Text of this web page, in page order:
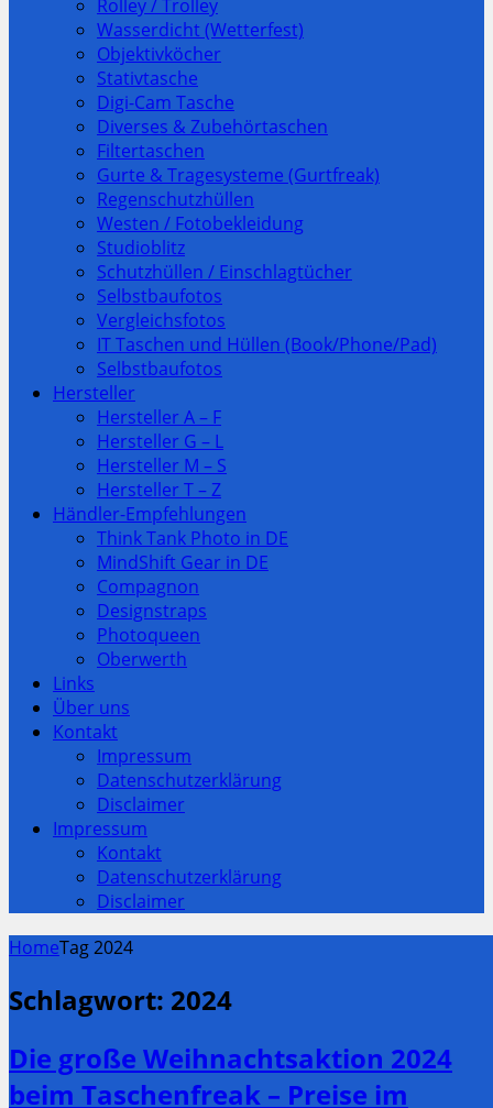
Rolley / Trolley
Wasserdicht (Wetterfest)
Objektivköcher
Stativtasche
Digi-Cam Tasche
Diverses & Zubehörtaschen
Filtertaschen
Gurte & Tragesysteme (Gurtfreak)
Regenschutzhüllen
Westen / Fotobekleidung
Studioblitz
Schutzhüllen / Einschlagtücher
Selbstbaufotos
Vergleichsfotos
IT Taschen und Hüllen (Book/Phone/Pad)
Selbstbaufotos
Hersteller
Hersteller A – F
Hersteller G – L
Hersteller M – S
Hersteller T – Z
Händler-Empfehlungen
Think Tank Photo in DE
MindShift Gear in DE
Compagnon
Designstraps
Photoqueen
Oberwerth
Links
Über uns
Kontakt
Impressum
Datenschutzerklärung
Disclaimer
Impressum
Kontakt
Datenschutzerklärung
Disclaimer
HomeTag 2024
Schlagwort: 2024
Die große Weihnachtsaktion 2024
beim Taschenfreak – Preise im